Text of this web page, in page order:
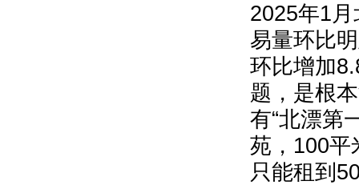
2025年1
易量环比
环比增加
题，是根
有“北漂第
苑，100平
只能租到